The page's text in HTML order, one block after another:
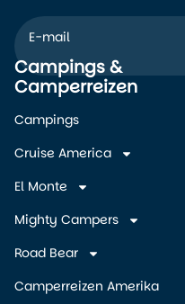
Campings &
Camperreizen
Campings
Cruise America
El Monte
Mighty Campers
Road Bear
Camperreizen Amerika
Alternative: